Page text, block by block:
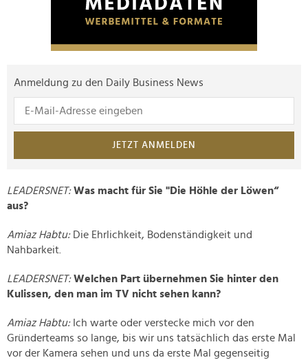
Anmeldung zu den Daily Business News
JETZT ANMELDEN
LEADERSNET: Was macht für Sie "Die Höhle der Löwen“
aus?
Amiaz Habtu:Die Ehrlichkeit, Bodenständigkeit und
Nahbarkeit.
LEADERSNET:Welchen Part übernehmen Sie hinter den
Kulissen, den man im TV nicht sehen kann?
Amiaz Habtu:Ich warte oder verstecke mich vor den
Gründerteams so lange, bis wir uns tatsächlich das erste Mal
vor der Kamera sehen und uns da erste Mal gegenseitig